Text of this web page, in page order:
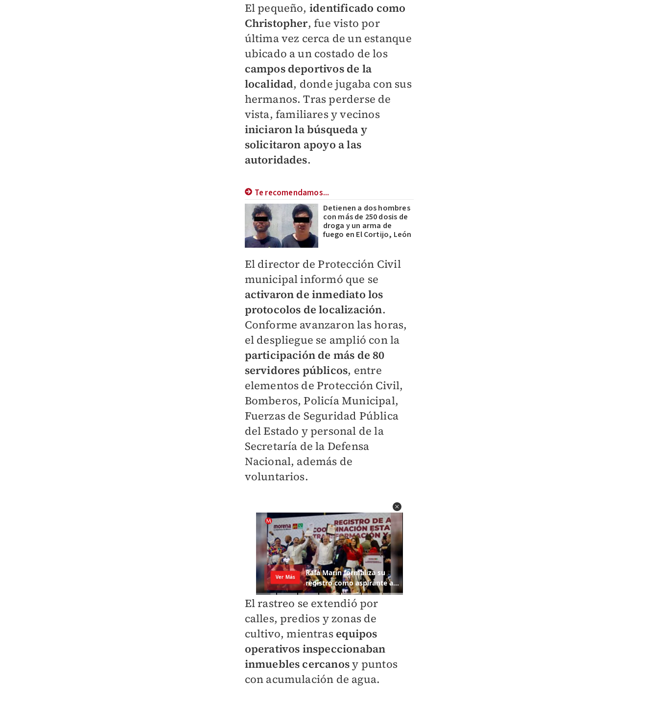
El pequeño, identificado como
Christopher, fue visto por
última vez cerca de un estanque
ubicado a un costado de los
campos deportivos de la
localidad, donde jugaba con sus
hermanos. Tras perderse de
vista, familiares y vecinos
iniciaron la búsqueda y
solicitaron apoyo a las
autoridades.
Te recomendamos...
Detienen a dos hombres
con más de 250 dosis de
droga y un arma de
fuego en El Cortijo, León
El director de Protección Civil
municipal informó que se
activaron de inmediato los
protocolos de localización.
Conforme avanzaron las horas,
el despliegue se amplió con la
participación de más de 80
servidores públicos, entre
elementos de Protección Civil,
Bomberos, Policía Municipal,
Fuerzas de Seguridad Pública
del Estado y personal de la
Secretaría de la Defensa
Nacional, además de
voluntarios.
El rastreo se extendió por
calles, predios y zonas de
cultivo, mientras equipos
operativos inspeccionaban
inmuebles cercanosy puntos
con acumulación de agua.